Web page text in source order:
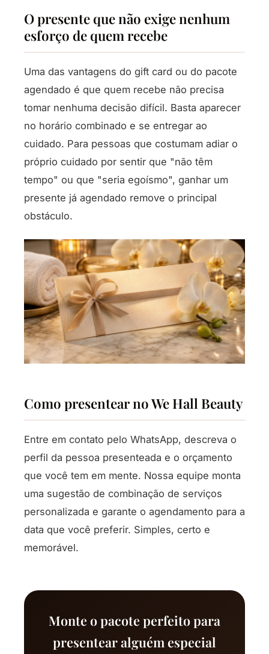
O presente que não exige nenhum
esforço de quem recebe
Uma das vantagens do gift card ou do pacote
agendado é que quem recebe não precisa
tomar nenhuma decisão difícil. Basta aparecer
no horário combinado e se entregar ao
cuidado. Para pessoas que costumam adiar o
próprio cuidado por sentir que "não têm
tempo" ou que "seria egoísmo", ganhar um
presente já agendado remove o principal
obstáculo.
Como presentear no We Hall Beauty
Entre em contato pelo WhatsApp, descreva o
perfil da pessoa presenteada e o orçamento
que você tem em mente. Nossa equipe monta
uma sugestão de combinação de serviços
personalizada e garante o agendamento para a
data que você preferir. Simples, certo e
memorável.
Monte o pacote perfeito para
presentear alguém especial